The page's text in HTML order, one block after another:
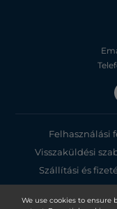
We use cookies to ensure
Felhasználási
Visszaküldési
Szállítási és